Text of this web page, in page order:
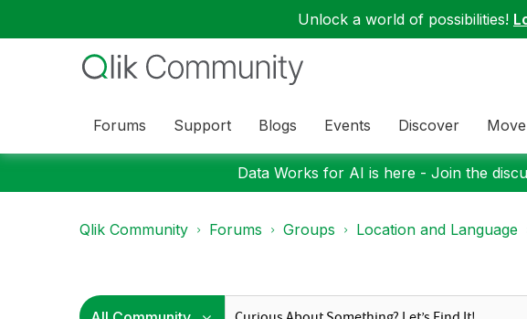
Unlock a world of possibilities!
Forums Support Blogs Events Discover
Data Works for AI is here - Join the
Qlik Community Forums Groups Location and Language